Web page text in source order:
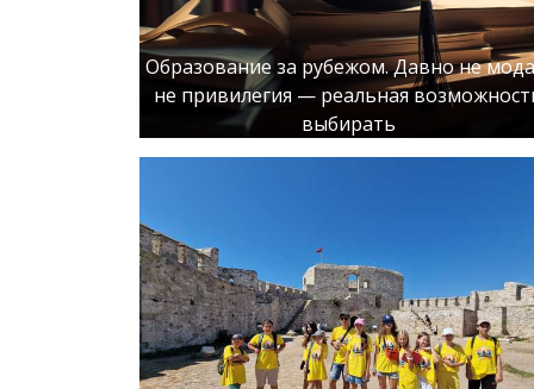
Образование за рубежом. Давно не
не привилегия — реальная
выбирать